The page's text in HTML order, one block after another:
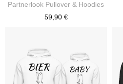
Partnerlook Pullover & Hoodies
59,90 €